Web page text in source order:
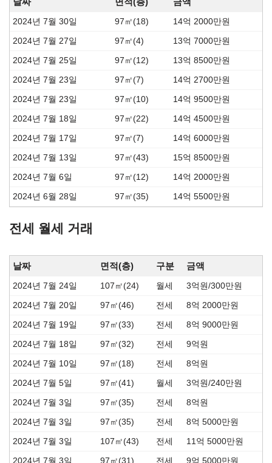
2024년 7월 30일 97㎡(18) 14억 2000만원
2024년 7월 27일 97㎡(4) 13억 7000만원
2024년 7월 25일 97㎡(12) 13억 8500만원
2024년 7월 23일 97㎡(7) 14억 2700만원
2024년 7월 23일 97㎡(10) 14억 9500만원
2024년 7월 18일 97㎡(22) 14억 4500만원
2024년 7월 17일 97㎡(7) 14억 6000만원
2024년 7월 13일 97㎡(43) 15억 8500만원
2024년 7월 6일 97㎡(12) 14억 2000만원
2024년 6월 28일 97㎡(35) 14억 5500만원
전세 월세 거래
날짜 면적(층) 구분 금액
2024년 7월 24일 107㎡(24) 월세 3억원/300만원
2024년 7월 20일 97㎡(46) 전세 8억 2000만원
2024년 7월 19일 97㎡(33) 전세 8억 9000만원
2024년 7월 18일 97㎡(32) 전세 9억원
2024년 7월 10일 97㎡(18) 전세 8억원
2024년 7월 5일 97㎡(41) 월세 3억원/240만원
2024년 7월 3일 97㎡(35) 전세 8억원
2024년 7월 3일 97㎡(35) 전세 8억 5000만원
2024년 7월 3일 107㎡(43) 전세 11억 5000만원
2024년 7월 3일 97㎡(31) 전세 9억 5000만원